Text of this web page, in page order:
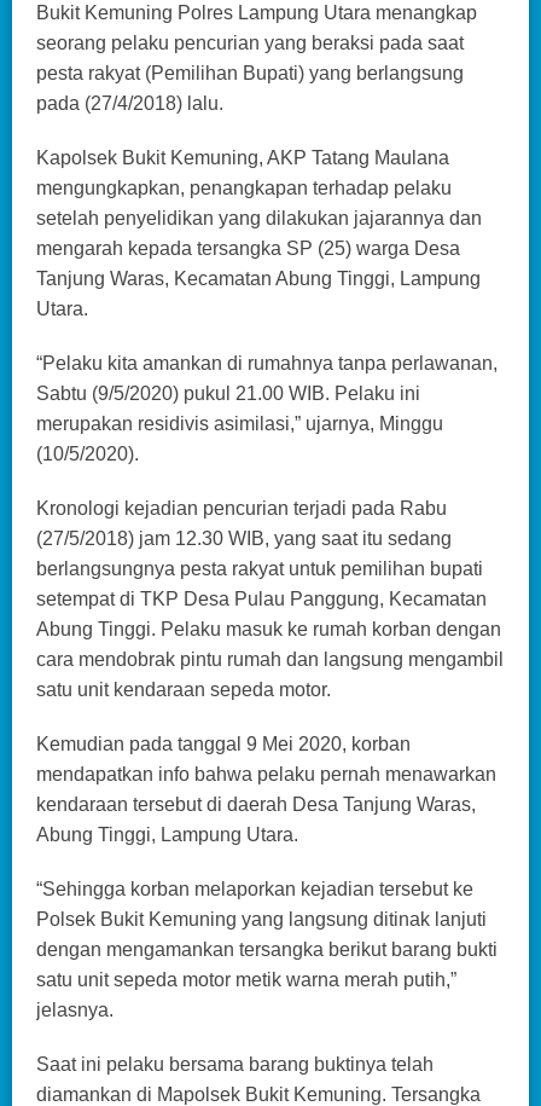
Bukit Kemuning Polres Lampung Utara menangkap
seorang pelaku pencurian yang beraksi pada saat
pesta rakyat (Pemilihan Bupati) yang berlangsung
pada (27/4/2018) lalu.
Kapolsek Bukit Kemuning, AKP Tatang Maulana
mengungkapkan, penangkapan terhadap pelaku
setelah penyelidikan yang dilakukan jajarannya dan
mengarah kepada tersangka SP (25) warga Desa
Tanjung Waras, Kecamatan Abung Tinggi, Lampung
Utara.
“Pelaku kita amankan di rumahnya tanpa perlawanan,
Sabtu (9/5/2020) pukul 21.00 WIB. Pelaku ini
merupakan residivis asimilasi,” ujarnya, Minggu
(10/5/2020).
Kronologi kejadian pencurian terjadi pada Rabu
(27/5/2018) jam 12.30 WIB, yang saat itu sedang
berlangsungnya pesta rakyat untuk pemilihan bupati
setempat di TKP Desa Pulau Panggung, Kecamatan
Abung Tinggi. Pelaku masuk ke rumah korban dengan
cara mendobrak pintu rumah dan langsung mengambil
satu unit kendaraan sepeda motor.
Kemudian pada tanggal 9 Mei 2020, korban
mendapatkan info bahwa pelaku pernah menawarkan
kendaraan tersebut di daerah Desa Tanjung Waras,
Abung Tinggi, Lampung Utara.
“Sehingga korban melaporkan kejadian tersebut ke
Polsek Bukit Kemuning yang langsung ditinak lanjuti
dengan mengamankan tersangka berikut barang bukti
satu unit sepeda motor metik warna merah putih,”
jelasnya.
Saat ini pelaku bersama barang buktinya telah
diamankan di Mapolsek Bukit Kemuning. Tersangka